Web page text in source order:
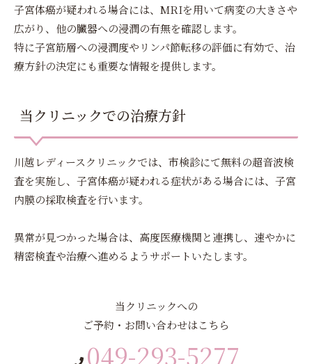
子宮体癌が疑われる場合には、MRIを用いて病変の大きさや
広がり、他の臓器への浸潤の有無を確認します。
特に子宮筋層への浸潤度やリンパ節転移の評価に有効で、治
療方針の決定にも重要な情報を提供します。
当クリニックでの治療方針
川越レディースクリニックでは、市検診にて無料の超音波検
査を実施し、子宮体癌が疑われる症状がある場合には、子宮
内膜の採取検査を行います。
異常が見つかった場合は、高度医療機関と連携し、速やかに
精密検査や治療へ進めるようサポートいたします。
当クリニックへの
ご予約・お問い合わせはこちら
049-293-5277